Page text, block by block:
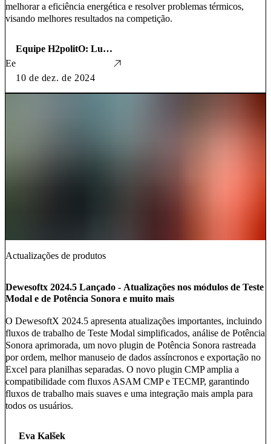
melhorar a eficiência energética e resolver problemas térmicos,
visando melhores resultados na competição.
Ee
Equipe H2politO: Luca Ghi, Luigi Radano, Simone Manzone e Salvatore Scalzo, estudantes de engenharia
10 de dez. de 2024
Actualizações de produtos
Dewesoftx 2024.5 Lançado - Atualizações nos módulos de Teste
Modal e de Potência Sonora e muito mais
O DewesoftX 2024.5 apresenta atualizações importantes, incluindo
fluxos de trabalho de Teste Modal simplificados, análise de Potência
Sonora aprimorada, um novo plugin de Potência Sonora rastreada
por ordem, melhor manuseio de dados assíncronos e exportação no
Excel para planilhas separadas. O novo plugin CMP amplia a
compatibilidade com fluxos ASAM CMP e TECMP, garantindo
fluxos de trabalho mais suaves e uma integração mais ampla para
todos os usuários.
Eva Kalšek